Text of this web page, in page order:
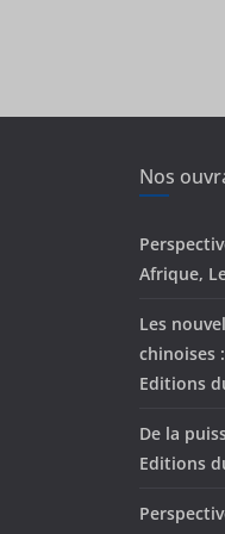
Nos
Afrique,
Les
chinoises
Editions
De la
Editions